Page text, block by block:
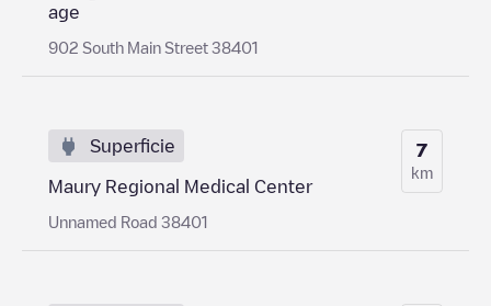
age
902 South Main Street 38401
Superficie
Maury Regional Medical Center
Unnamed Road 38401
7
km